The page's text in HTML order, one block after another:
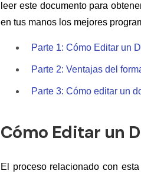
leer este documento para
en tus manos los mejores
Parte 1: Cómo Editar un
Parte 2: Ventajas del
Parte 3: Cómo editar un
Cómo Editar un
El proceso relacionado con